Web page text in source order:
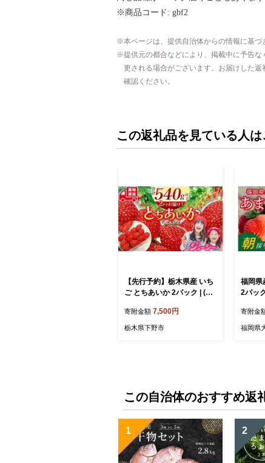
※商品コード: gbf2
本ページは、提供自治体からの情報に基づ
提供元の都合などにより、掲載中に予告
更される場合がございます。お届けした
確認ください。
この返礼品を見ている人
【先行予約】栃木県産 いち
ご とちあいか 2パック | (27
人気 栃木県 下野市 送料無
料
寄附金額 7,500円
栃木県下野市
福岡県
2パッ
届け
寄附金
福岡県
この自治体のおすすめ返
1 2